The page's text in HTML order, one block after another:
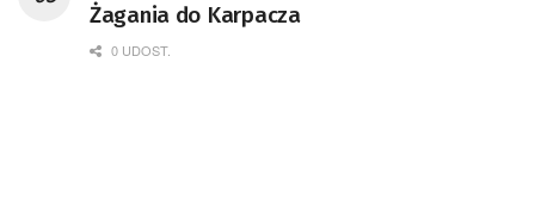
Żagania do Karpacza
0 UDOST.